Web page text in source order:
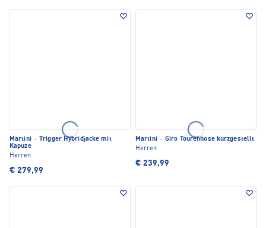
Martini ·
Trigger Hybridjacke mit
Kapuze
Herren
€ 279,99
Martini · Giro Tourenhose kurzgestellt
Herren
€ 239,99